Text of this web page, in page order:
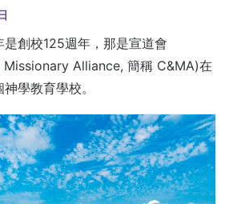
創校125週年，那是宣道會
Alliance, 簡稱 C&MA)在
學教育學校。